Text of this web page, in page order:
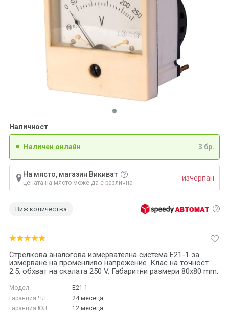
Стрелкова аналогова измервателна система E21-1 за
измерване на променливо напрежение. Клас на точност
2.5, обхват на скалата 250 V. Габаритни размери 80x80 mm.
Модел:
E21-1
Гаранция ЧЛ:
24 месеца
Гаранция ЮЛ:
12 месеца
Наличност
Наличен онлайн 3 бр.
На място, магазин Викиват
цената на място може да е различна
изчерпан
Виж количества